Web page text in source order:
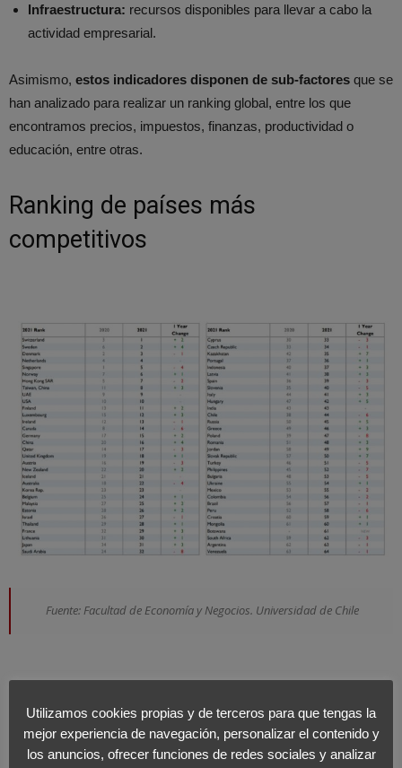
Infraestructura: recursos disponibles para llevar a cabo la
actividad empresarial.
Asimismo, estos indicadores disponen de sub-factores que se
han analizado para realizar un ranking global, entre los que
encontramos precios, impuestos, finanzas, productividad o
educación, entre otras.
Ranking de países más
competitivos
Fuente: Facultad de Economía y Negocios. Universidad de Chile
Encabeza la tablaSuiza, que dispone un índice muy alto en
infraestructura y eficacia gubernamental. Posicionándose quinta
Utilizamos cookies propias y de terceros para que tengas la
mejor experiencia de navegación, personalizar el contenido y
los anuncios, ofrecer funciones de redes sociales y analizar